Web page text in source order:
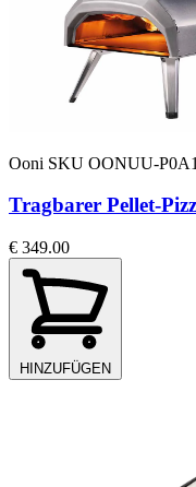
Ooni SKU OONUU-
Tragbarer Pellet-
€ 349.00
HINZUFÜGEN